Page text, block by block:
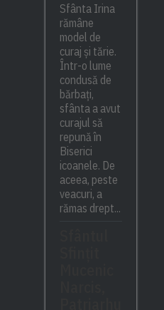
Sfânta Irina
rămâne
model de
curaj și tărie.
Într-o lume
condusă de
bărbați,
sfânta a avut
curajul să
repună în
Biserici
icoanele. De
aceea, peste
veacuri, a
rămas drept...